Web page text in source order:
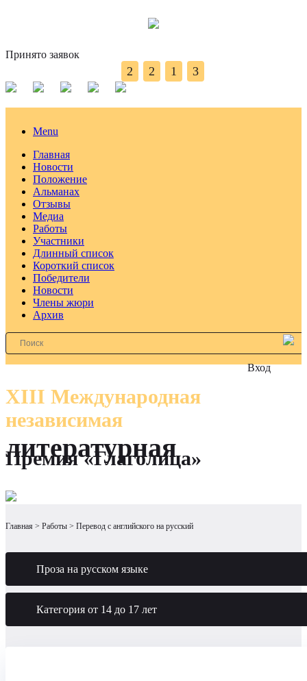
Принято заявок
2 2 1 3
Menu
Главная
Новости
Положение
Альманах
Отзывы
Медиа
Работы
Участники
Длинный список
Короткий список
Победители
Новости
Члены жюри
Архив
Вход
XIII Международная
независимая
литературная
Премия «Глаголица»
Главная Работы Перевод с английского на русский
Проза на русском языке
Категория от 14 до 17 лет